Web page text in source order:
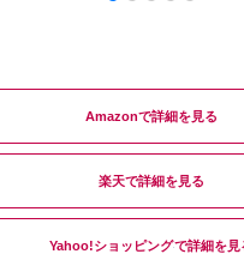
Amazon
楽天
Yahoo!ショッピング